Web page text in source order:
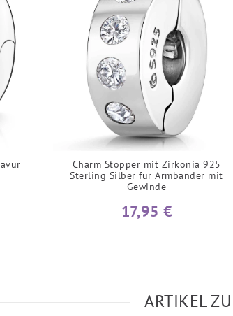
Charm Stopper mit Zirkonia 925
Sterling Silber für Armbänder mit
Gewinde
17,95 €
ARTIKEL